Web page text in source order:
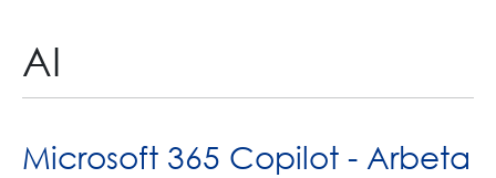
AI
Microsoft 365 Copilot - Arbeta